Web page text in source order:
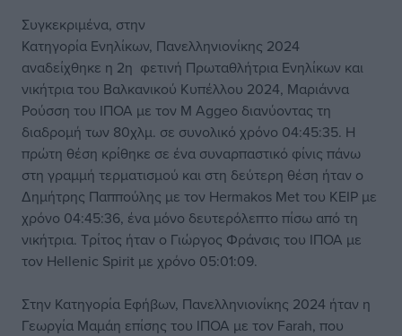
Συγκεκριμένα, στην
Κατηγορία Ενηλίκων, Πανελληνιονίκης 2024
αναδείχθηκε η 2η φετινή Πρωταθλήτρια Ενηλίκων και
νικήτρια του Βαλκανικού Κυπέλλου 2024, Μαριάννα
Ρούσση του ΙΠΟΑ με τον M Aggeo διανύοντας τη
διαδρομή των 80χλμ. σε συνολικό χρόνο 04:45:35. Η
πρώτη θέση κρίθηκε σε ένα συναρπαστικό φίνις πάνω
στη γραμμή τερματισμού και στη δεύτερη θέση ήταν ο
Δημήτρης Παππούλης με τον Hermakos Met του ΚΕΙΡ με
χρόνο 04:45:36, ένα μόνο δευτερόλεπτο πίσω από τη
νικήτρια. Τρίτος ήταν ο Γιώργος Φράνσις του ΙΠΟΑ με
τον Hellenic Spirit με χρόνο 05:01:09.
Στην Κατηγορία Εφήβων, Πανελληνιονίκης 2024 ήταν η
Γεωργία Μαμάη επίσης του ΙΠΟΑ με τον Farah, που